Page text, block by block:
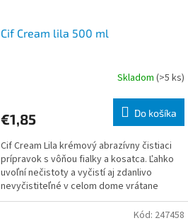
Cif Cream lila 500 ml
Skladom (>5 ks)
€1,85 Do košíka
Cif Cream Lila krémový abrazívny čistiaci
prípravok s vôňou fialky a kosatca. Ľahko
uvoľní nečistoty a vyčistí aj zdanlivo
nevyčistiteľné v celom dome vrátane
moderných povrchov.
Kód: 247458